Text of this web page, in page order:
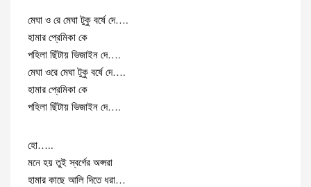
মেঘা ও রে মেঘা টুকু বর্ষে দে….
হামার প্রেমিকা কে
পহিলা ছিঁটায় ভিজাইন দে….
মেঘা ওরে মেঘা টুকু বর্ষে দে….
হামার প্রেমিকা কে
পহিলা ছিঁটায় ভিজাইন দে….
হো…..
মনে হয় তুই স্বর্গের অপ্সরা
হামার কাছে আলি দিতে ধরা…